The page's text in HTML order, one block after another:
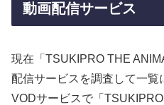
動画配信サービス
現在「TSUKIPRO THE
配信サービスを調査して一
VODサービスで「